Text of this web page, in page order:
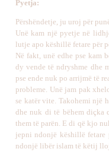
Pyetja:
Përshëndetje, ju uroj për
Unë kam një pyetje në
lutje apo këshillë fetare për
Në fakt, unë edhe pse kam
dy vende të ndryshme dhe
pse ende nuk po arrijmë të
probleme. Unë jam pak
se katër vite. Takohemi një
dhe nuk di të bëhem diçka
them të parën. E di që kjo
jepni ndonjë këshillë fetare
ndonjë libër islam të këtij